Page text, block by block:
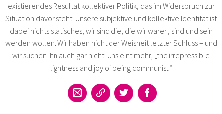
existierendes Resultat kollektiver Politik, das im Widerspruch zur
Situation davor steht. Unsere subjektive und kollektive Identität ist
dabei nichts statisches, wir sind die, die wir waren, sind und sein
werden wollen. Wir haben nicht der Weisheit letzter Schluss – und
wir suchen ihn auch gar nicht. Uns eint mehr, „the irrepressible
lightness and joy of being communist.“